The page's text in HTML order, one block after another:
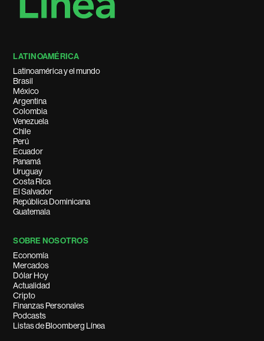
LATINOAMÉRICA
Latinoamérica y el mundo
Brasil
México
Argentina
Colombia
Venezuela
Chile
Perú
Ecuador
Panamá
Uruguay
Costa Rica
El Salvador
República Dominicana
Guatemala
SOBRE NOSOTROS
Economía
Mercados
Dólar Hoy
Actualidad
Cripto
Finanzas Personales
Podcasts
Listas de Bloomberg Línea